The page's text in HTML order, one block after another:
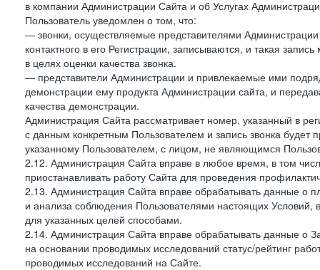
в компании Администрации Сайта и об Услугах
Пользователь уведомлен о том, что:
— звонки, осуществляемые представителями
контактного в его Регистрации, записываются, и такая
в целях оценки качества звонка.
— представители Администрации и привлекаемые ими
демонстрации ему продукта Администрации сайта, и
качества демонстрации.
Администрация Сайта рассматривает номер, указанный в
с данным конкретным Пользователем и запись звонка будет
указанному Пользователем, с лицом, не являющимся
2.12. Администрация Сайта вправе в любое время, в том
приостанавливать работу Сайта для проведения
2.13. Администрация Сайта вправе обрабатывать данные о
и анализа соблюдения Пользователями настоящих
для указанных целей способами.
2.14. Администрация Сайта вправе обрабатывать данные о
на основании проводимых исследований статус/рейтинг
проводимых исследований на Сайте.